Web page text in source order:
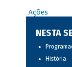
Ações
NESTA
História